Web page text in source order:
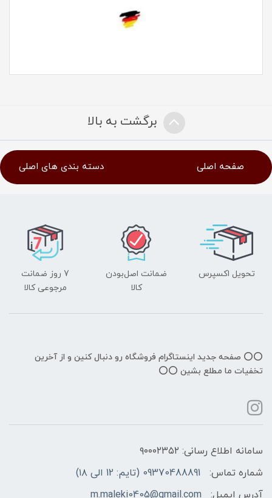
برگشت به بالا
صفحه اصلی دسته بندی های اصلی
تحویل اکسپرس
ضمانت اصل‌بودن
کالا
7 روز ضمانت
مرجوعی کالا
⭕️⭕️ صفحه جدید اینستاگرام فروشگاه رو دنبال کنین و از آخرین
تخفیات ما مطلع بشین ⭕️⭕️
سامانه اطلاع رسانی: ۹۰۰۰۲۳۵۲
شماره تماس:
09370488891 (تایم: 12 الی ۱۸)
آدرس ایمیل:
m.maleki0405@gmail.com